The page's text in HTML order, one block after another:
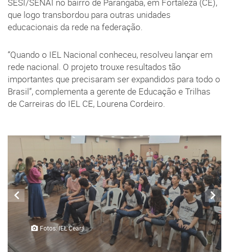
SESI/SENAI no bairro de Parangaba, em Fortaleza (CE),
que logo transbordou para outras unidades
educacionais da rede na federação.
“Quando o IEL Nacional conheceu, resolveu lançar em
rede nacional. O projeto trouxe resultados tão
importantes que precisaram ser expandidos para todo o
Brasil”, complementa a gerente de Educação e Trilhas
de Carreiras do IEL CE, Lourena Cordeiro.
Fotos: IEL Ceará